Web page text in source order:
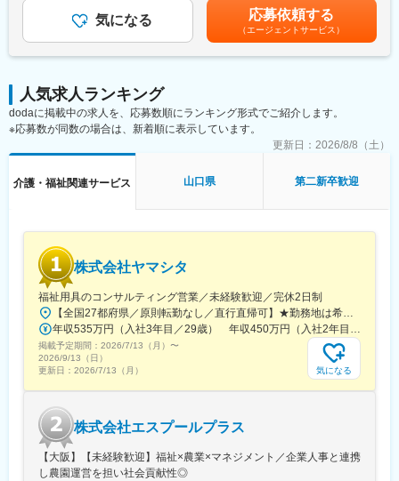
ペシャリストとして活躍する、幹部候補人材となることが期待さ
れます。入社後1年間は、同社の介護施設において、お客様の日常
生活中のサポート全般を担当いただきます。※雇用形態：無期正社
員
学校に通います。年に４回程度、本社の社員と面談をする中でご
自身の2年目以降のキャリアアプランを立て、ご希望も踏まえなが
ら、2年目以降の職種（施設 or 本社）が決定します。本社勤務に
なりますと、経理、総務、人事など事務系の仕事が中心になりま
す。また、一度本社帰任した後でも、希望すれば現場復帰も可能
■就業環境：残業はほぼなし、休みもしっかり取得できるため非常
先は現在のご住所から考慮し決定いたします。
■研修制度：入社後1週間、本社で研修を行います。その後の配属
先においても、国家資格をもった先輩社員によるマンツーマンの
OJTを行いながら実務を覚えて頂きます。技術はすぐに身に付き
ます。さらにレベルアップしたい方には外部の研修にも100％会
社が費用負担します。3ヶ月に1度はフォローアップ研修という形
で本社研修を実施し、資格取得についても全面バックアップ。未
経験・無資格であっても安心できる研修制度は非常に整っていま
す。
小規模多機能型居宅介護での勤務のみ、別途で送迎手当：10,000/
月を支給賃金はあくまでも目安の金額であり、選考を通じて上下
する可能性があります。月給(月額)は固定手当を含めた表記です。
気になる 応募依頼する
（エージェントサービス）
人気求人ランキング
dodaに掲載中の求人を、応募数順にランキング形式でご紹介します。
※応募数が同数の場合は、新着順に表示しています。
更新日： 2026/8/8（土）
介護・福祉関連サービス 山口県 第二新卒歓迎
株式会社ヤマシタ
福祉用具のコンサルティング営業／未経験歓迎／完休2日制
【全国27都府県／原則転勤なし／直行直帰可】★勤務地は希望を考慮★拠点により車通勤OK※充足状況により、ご希望の勤務地での募集が終了している場合があります。※転居を伴う転勤の有無は、半年ごとに希望を伺い、選択いただけます。■東北■・宮城県（仙台市）■関東■・東京都（東京23区など）・神奈川県（横浜市など）・埼玉県（さいたま市など）・千葉県（千葉市など）・茨城県（水戸市）・栃木県（宇都宮市／足利市）・群馬県（前橋市）■東海■・愛知県（名古屋市／豊田市／豊橋市／小牧市）・静岡県（静岡市／浜松市／沼津市／焼津市／富士市）・岐阜県（岐阜市）・三重県（四日市市）■信越・北陸■・長野県（長野市）・山梨県（甲府市）・石川県（金沢市）・富山県（富山市）・福井県（福井市）■関西■・大阪府・兵庫県（神戸市／尼崎市／姫路市）・京都府（京都市）・奈良県（奈良市／天理市）・滋賀県（大津市／彦根市）・和歌山県（和歌山市／田辺市）■中国■・広島県（広島市）・岡山県（岡山市）■四国■・香川県（高松市）■九州■・福岡県（福岡市）
年収535万円（入社3年目／29歳） 年収450万円（入社2年目／26歳）
掲載予定期間： 2026/7/13（月） 〜
2026/9/13（日）
更新日： 2026/7/13（月） 気になる
株式会社エスプールプラス
【大阪】【未経験歓迎】福祉×農業×マネジメント／企業人事と連携
し農園運営を担い社会貢献性◎